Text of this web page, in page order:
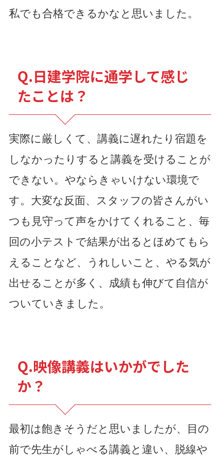
私でも合格できるかなと思いました。
Q.日建学院に通学して感じ
たことは？
実際に厳しくて、講義に遅れたり宿題を
しなかったりすると講義を受けることが
できない。やならきゃいけない環境で
す。大変な反面、スタッフの皆さんがい
つも見守って声をかけてくれること、毎
回の小テストで結果が出るとほめてもら
えることなど、うれしいこと、やる気が
出せることが多く、成績も伸びて自信が
ついていきました。
Q.映像講義はいかがでした
か？
最初は飽きそうだと思いましたが、目の
前で先生がしゃべる講義と違い、脱線や